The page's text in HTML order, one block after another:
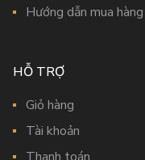
Hướng dẫn mua hàng
HỖ TRỢ
Giỏ hàng
Tài khoản